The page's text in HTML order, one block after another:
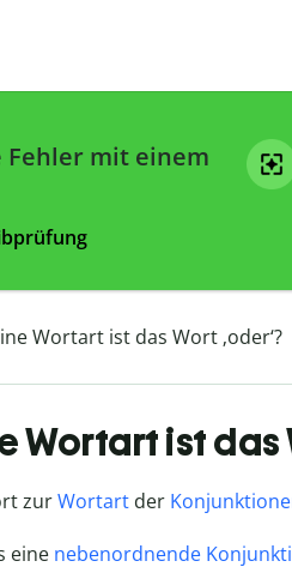
Fehler mit einem
Wortart ist das Wort ‚oder‘?
Wortart ist das
zurWortartder
eine nebenordnende